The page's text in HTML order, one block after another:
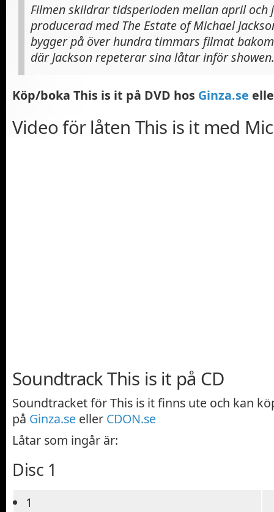
Filmen skildrar tidsperioden mellan april och
producerad med The Estate of Michael
bygger på över hundra timmars filmat
där Jackson repeterar sina låtar inför showen.
Köp/boka This is it på DVD hos Ginza.se
Video för låten This is it med
Soundtrack This is it på CD
Soundtracket för This is it finns ute och kan
på Ginza.se eller CDON.se
Låtar som ingår är:
Disc 1
1